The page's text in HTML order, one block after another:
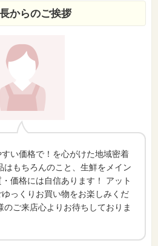
からのご挨拶
い価格で！を心がけた地域密着
はもちろんのこと、生鮮をメイン
価格には自信あります！ アット
っくりお買い物をお楽しみくだ
のご来店心よりお待ちしておりま